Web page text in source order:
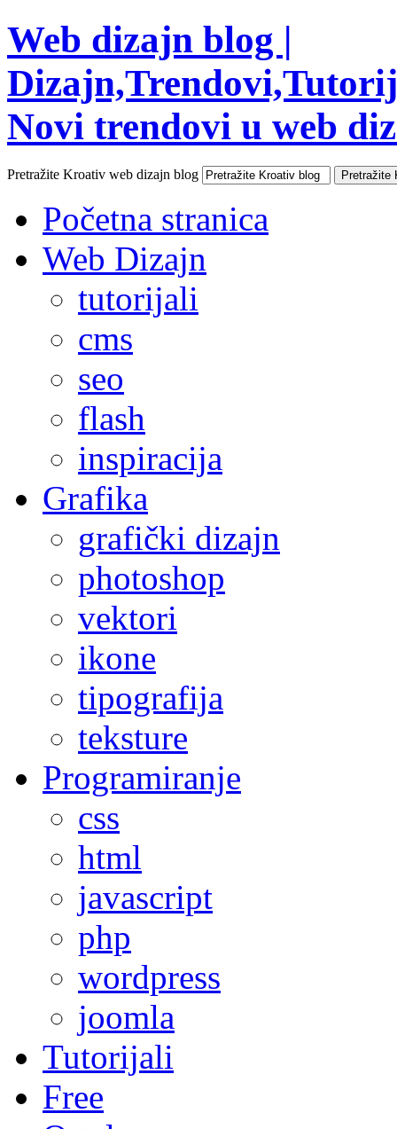
Web dizajn blog |
Novi trendovi u web
Pretražite Kroativ web dizajn blog
Početna stranica
Web Dizajn
tutorijali
cms
seo
flash
inspiracija
Grafika
grafički dizajn
photoshop
vektori
ikone
tipografija
teksture
Programiranje
css
html
javascript
php
wordpress
joomla
Tutorijali
Free